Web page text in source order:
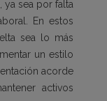
ya sea por falta
En estos
sea lo más
un estilo
acorde
activos